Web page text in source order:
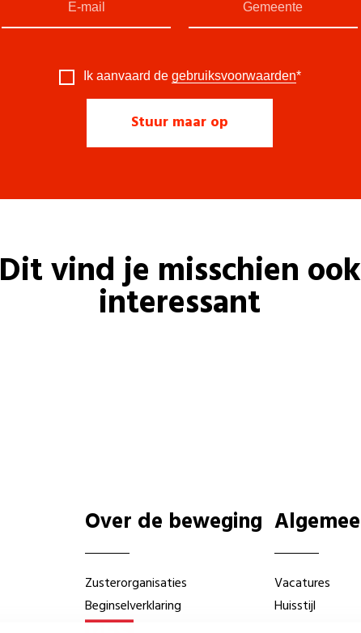
Ik aanvaard de gebruiksvoorwaarden*
Dit vind je misschien ook
interessant
Over de beweging
Zusterorganisaties
Beginselverklaring
Vacatures
Huisstijl